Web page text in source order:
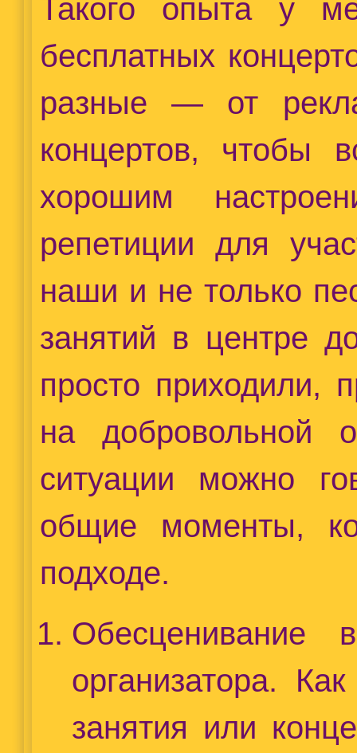
Такого опыта у
бесплатных
разные — от
концертов, чтобы
хорошим
репетиции для
наши и не только
занятий в центре
просто приходили,
на добровольной
ситуации можно
общие моменты,
подходе.
Обесценивание
организатора.
занятия или